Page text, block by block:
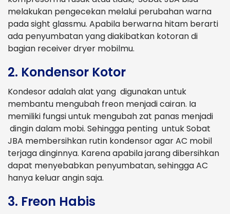
melakukan pengecekan melalui perubahan warna
pada sight glassmu. Apabila berwarna hitam berarti
ada penyumbatan yang diakibatkan kotoran di
bagian receiver dryer mobilmu.
2. Kondensor Kotor
Kondesor adalah alat yang digunakan untuk
membantu mengubah freon menjadi cairan. Ia
memiliki fungsi untuk mengubah zat panas menjadi
dingin dalam mobi. Sehingga penting untuk Sobat
JBA membersihkan rutin kondensor agar AC mobil
terjaga dinginnya. Karena apabila jarang dibersihkan
dapat menyebabkan penyumbatan, sehingga AC
hanya keluar angin saja.
3. Freon Habis